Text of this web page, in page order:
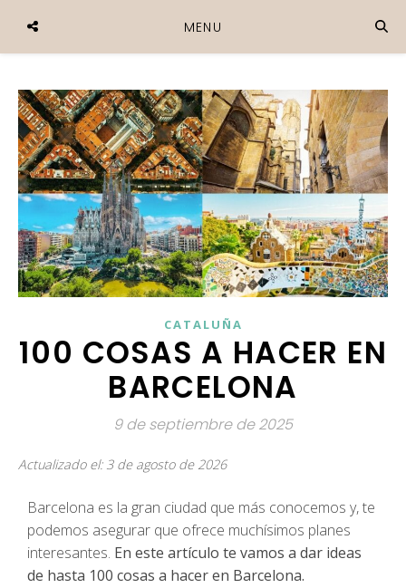
MENU
CATALUÑA
100 COSAS A HACER EN
BARCELONA
9 de septiembre de 2025
Actualizado el: 3 de agosto de 2026
Barcelona es la gran ciudad que más conocemos y, te
podemos asegurar que ofrece muchísimos planes
interesantes. En este artículo te vamos a dar ideas
de hasta 100 cosas a hacer en Barcelona.